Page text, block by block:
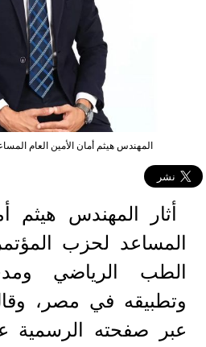
المهندس هيثم أمان الأمين العام
أثار المهندس هيثم
المساعد لحزب
الطب الرياضي
وتطبيقه في مصر،
عبر صفحته الرسمية